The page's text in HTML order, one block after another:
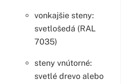
vonkajšie steny:
svetlošedá (RAL
7035)
steny vnútorné:
svetlé drevo alebo